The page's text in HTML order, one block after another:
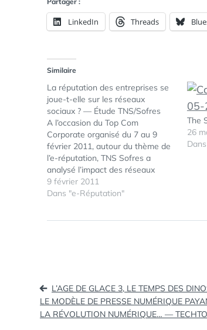
LinkedIn Threads
Similaire
La réputation des entreprises se
joue-t-elle sur les réseaux
sociaux ? — Étude TNS/Sofres
A l’occasion du Top Com
Corporate organisé du 7 au 9
février 2011, autour du thème de
l’e-réputation, TNS Sofres a
analysé l’impact des réseaux
sociaux sur la réputation des
entreprises du CAC 40. Voici le
9 février 2011
Dans "e-Réputation"
The
26
Navigation
de
L’AGE DE GLACE 3, LE TEMPS DES
LE MODÈLE DE PRESSE NUMÉRIQUE
LA RÉVOLUTION NUMÉRIQUE… —